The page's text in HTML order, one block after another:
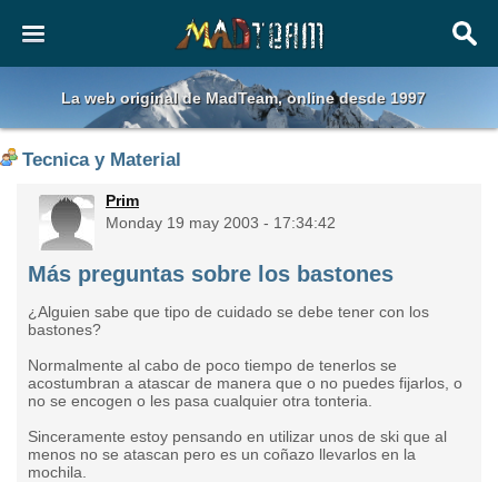
La web original de MadTeam, online desde 1997
Tecnica y Material
Prim
Monday 19 may 2003 - 17:34:42
Más preguntas sobre los bastones
¿Alguien sabe que tipo de cuidado se debe tener con los
bastones?
Normalmente al cabo de poco tiempo de tenerlos se
acostumbran a atascar de manera que o no puedes fijarlos, o
no se encogen o les pasa cualquier otra tonteria.
Sinceramente estoy pensando en utilizar unos de ski que al
menos no se atascan pero es un coñazo llevarlos en la
mochila.